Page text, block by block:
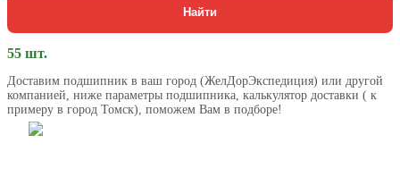
Найти
55 шт.
Доставим подшипник в ваш город (ЖелДорЭкспедиция) или другой
компанией, ниже параметры подшипника, калькулятор доставки ( к
примеру в город Томск), поможем Вам в подборе!